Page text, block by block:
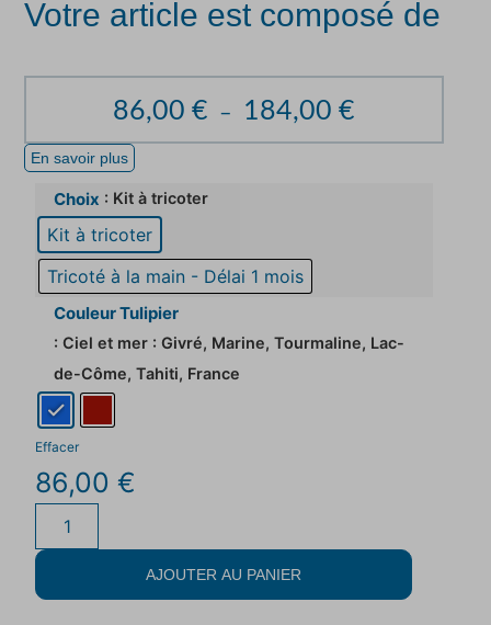
Votre article est composé de
86,00€ – 184,00€
En savoir plus
Choix : Kit à tricoter
Kit à tricoter
Tricoté à la main - Délai 1 mois
Couleur Tulipier
: Ciel et mer : Givré, Marine, Tourmaline, Lac-
de-Côme, Tahiti, France
Effacer
86,00€
AJOUTER AU PANIER